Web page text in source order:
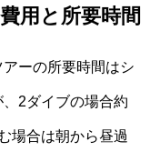
用と所要時間
ーの所要時間はシ
2ダイブの場合約
場合は朝から昼過